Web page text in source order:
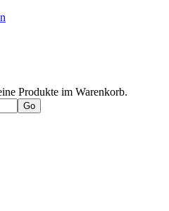
Produkte im Warenkorb.